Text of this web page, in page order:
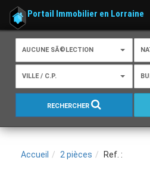
Portail Immobilier en Lorraine
AUCUNE SÃ©LECTION
VILLE / C.P.
RECHERCHER
Accueil 2 pièces Ref. :